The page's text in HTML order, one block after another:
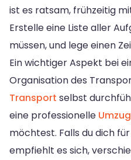
ist es ratsam, frühzeitig
Erstelle eine Liste aller
müssen, und lege einen
Ein wichtiger Aspekt bei
Organisation des
Transport selbst
eine professionelle
möchtest. Falls du dich
empfiehlt es sich,